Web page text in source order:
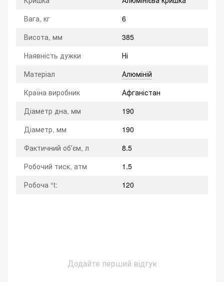
Вага, кг
6
Висота, мм
385
Наявність дужки
Ні
Матеріал
Алюміній
Країна виробник
Афганістан
Діаметр дна, мм
190
Діаметр, мм
190
Фактичний обʼєм, л
8.5
Робочий тиск, атм
1.5
Робоча °t:
120
Додайте перший відгук